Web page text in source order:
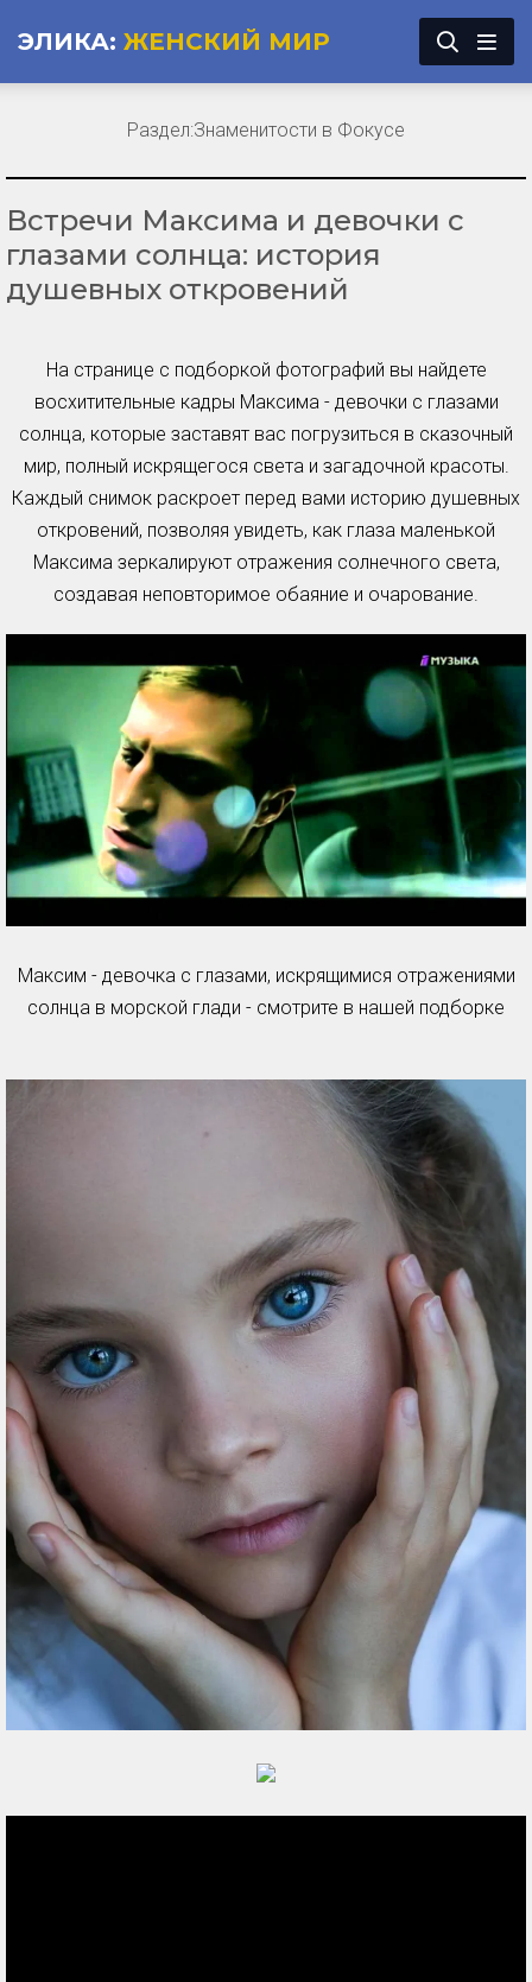
ЭЛИКА: ЖЕНСКИЙ МИР
Встречи Максима и девочки с
глазами солнца: история
душевных откровений
На странице с подборкой фотографий вы найдете
восхитительные кадры Максима - девочки с глазами
солнца, которые заставят вас погрузиться в сказочный
мир, полный искрящегося света и загадочной красоты.
Каждый снимок раскроет перед вами историю душевных
откровений, позволяя увидеть, как глаза маленькой
Максима зеркалируют отражения солнечного света,
создавая неповторимое обаяние и очарование.
Максим - девочка с глазами, искрящимися отражениями
солнца в морской глади - смотрите в нашей подборке
Раздел:Знаменитости в Фокусе